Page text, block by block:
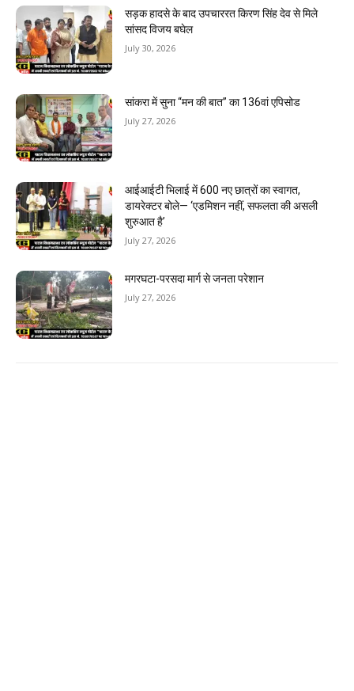
सड़क हादसे के बाद उपचाररत किरण सिंह देव से मिले
सांसद विजय बघेल
July 30, 2026
सांकरा में सुना “मन की बात” का 136वां एपिसोड
July 27, 2026
आईआईटी भिलाई में 600 नए छात्रों का स्वागत,
डायरेक्टर बोले— ‘एडमिशन नहीं, सफलता की असली
शुरुआत है’
July 27, 2026
मगरघटा-परसदा मार्ग से जनता परेशान
July 27, 2026